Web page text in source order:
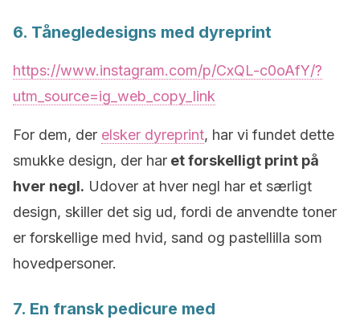
6. Tånegledesigns med dyreprint
https://www.instagram.com/p/CxQL-c0oAfY/?
utm_source=ig_web_copy_link
For dem, der elsker dyreprint, har vi fundet dette
smukke design, der har et forskelligt print på
hver negl. Udover at hver negl har et særligt
design, skiller det sig ud, fordi de anvendte toner
er forskellige med hvid, sand og pastellilla som
hovedpersoner.
7. En fransk pedicure med